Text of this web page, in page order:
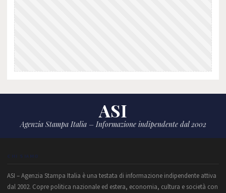
ASI
Agenzia Stampa Italia – Informazione indipendente dal 2002
CHI SIAMO
ASI – Agenzia Stampa Italia è una testata di informazione indipendente attiva
dal 2002. Copre politica nazionale ed estera, economia, cultura e società con